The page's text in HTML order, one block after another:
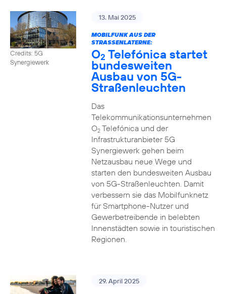
Credits: 5G
Synergiewerk
13. Mai 2025
MOBILFUNK AUS DER
STRASSENLATERNE:
O2 Telefónica startet
bundesweiten
Ausbau von 5G-
Straßenleuchten
Das
Telekommunikationsunternehmen
O2Telefónica und der
Infrastrukturanbieter 5G
Synergiewerk gehen beim
Netzausbau neue Wege und
starten den bundesweiten Ausbau
von 5G-Straßenleuchten. Damit
verbessern sie das Mobilfunknetz
für Smartphone-Nutzer und
Gewerbetreibende in belebten
Innenstädten sowie in touristischen
Regionen.
29. April 2025